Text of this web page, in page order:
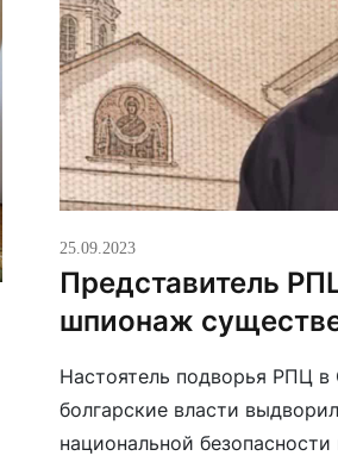
25.09.2023
Представитель
шпионаж
Настоятель подворья РПЦ
болгарские власти
национальной